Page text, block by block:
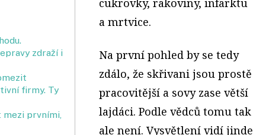
zdraží i
firmy. Ty
mezi prvními,
a mrtvice.
Na první pohled by se tedy
zdálo, že skřivani jsou prostě
pracovitější a sovy zase větší
lajdáci. Podle vědců tomu tak
ale není. Vysvětlení vidí jinde